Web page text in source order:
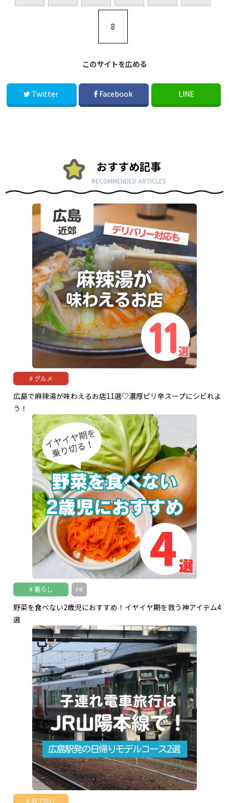
8
このサイトを広める
Twitter Facebook LINE
おすすめ記事
RECOMMENDED ARTICLES
グルメ
広島で麻辣湯が味わえるお店11選♡濃厚ピリ辛スープにシビれよ
う！
暮らし PR
野菜を食べない2歳児におすすめ！イヤイヤ期を救う神アイテム4
選
おでかけ